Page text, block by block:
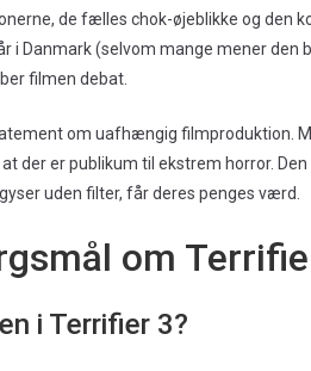
de fælles chok-øjeblikke og den
i Danmark (selvom mange mener den
filmen debat.
om uafhængig filmproduktion.
der er publikum til ekstrem horror.
uden filter, får deres penges værd.
om
i Terrifier 3?